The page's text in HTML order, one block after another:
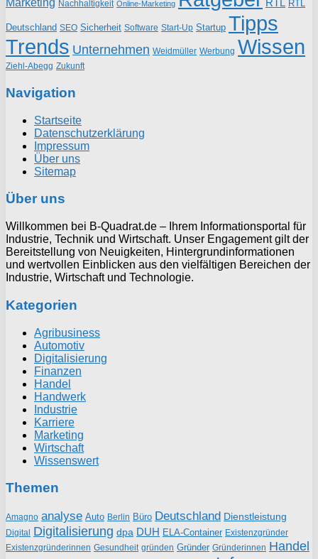
Nachhaltigkeit Online-Marketing RTL RTL
Deutschland SEO Sicherheit Software Start-Up Startup Tipps
Trends Unternehmen Weidmüller Werbung Wissen
Ziehl-Abegg Zukunft
Navigation
Startseite
Datenschutzerklärung
Impressum
Über uns
Sitemap
Über uns
Willkommen bei B-Quadrat.de – Ihrem Informationsportal für
Industrie, Technik und Wirtschaft. Unser Engagement gilt der
Bereitstellung von Neuigkeiten, Hintergrundinformationen
und wertvollen Einblicken aus den vielfältigen Bereichen der
Industrie, Wirtschaft und Technologie.
Kategorien
Agribusiness
Automotiv
Digitalisierung
Finanzen
Handel
Handwerk
Industrie
Karriere
Marketing
Wirtschaft
Wissenswert
Themen
Amagno analyse Auto Berlin Büro Deutschland Dienstleistung
Digital Digitalisierung dpa DUH ELA-Container Existenzgründer
Existenzgründerinnen Gesundheit gründen Gründer Gründerinnen Handel